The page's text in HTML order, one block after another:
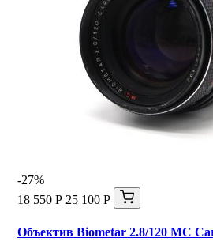
-27%
18 550 Р 25 100 Р
Объектив Biometar 2.8/120 МС